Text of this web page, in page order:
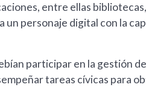
entre ellas
personaje digital con la
participar en la gestión
tareas cívicas para